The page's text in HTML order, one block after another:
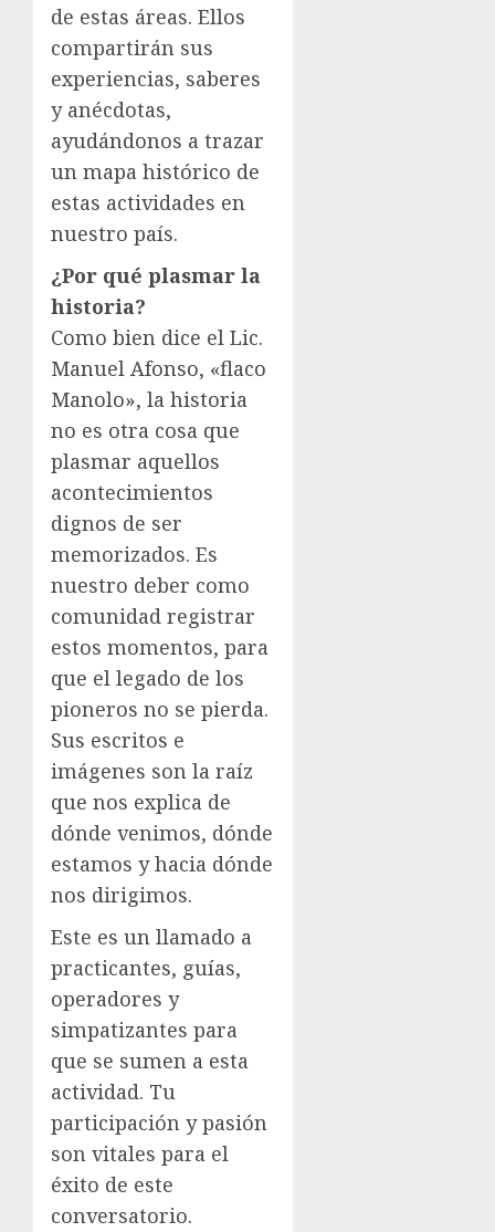
de estas áreas. Ellos
compartirán sus
experiencias, saberes
y anécdotas,
ayudándonos a trazar
un mapa histórico de
estas actividades en
nuestro país.
¿Por qué plasmar la
historia?
Como bien dice el Lic.
Manuel Afonso, «flaco
Manolo», la historia
no es otra cosa que
plasmar aquellos
acontecimientos
dignos de ser
memorizados. Es
nuestro deber como
comunidad registrar
estos momentos, para
que el legado de los
pioneros no se pierda.
Sus escritos e
imágenes son la raíz
que nos explica de
dónde venimos, dónde
estamos y hacia dónde
nos dirigimos.
Este es un llamado a
practicantes, guías,
operadores y
simpatizantes para
que se sumen a esta
actividad. Tu
participación y pasión
son vitales para el
éxito de este
conversatorio.